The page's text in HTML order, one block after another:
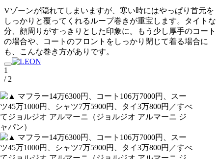
Vゾーンが隠れてしまいますが、寒い時にはやっぱり首元を
しっかりと覆ってくれるループ巻きが重宝します。タイトな
分、顔周りがすっきりとした印象に。もう少し厚手のコート
の場合や、コートのフロントをしっかり閉じて着る場合に
も、こんな巻き方がありです。
1
/ 2